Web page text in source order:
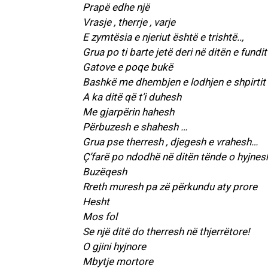
Prapë edhe një
Vrasje , therrje , varje
E zymtësia e njeriut është e trishtë..,
Grua po ti barte jetë deri në ditën e fundit
Gatove e poqe bukë
Bashkë me dhembjen e lodhjen e shpirtit
A ka ditë që t’i duhesh
Me gjarpërin hahesh
Përbuzesh e shahesh …
Grua pse therresh , djegesh e vrahesh…
Ç’farë po ndodhë në ditën tënde o
Buzëqesh
Rreth muresh pa zë përkundu aty prore
Hesht
Mos fol
Se një ditë do therresh në thjerrëtore!
O gjini hyjnore
Mbytje mortore